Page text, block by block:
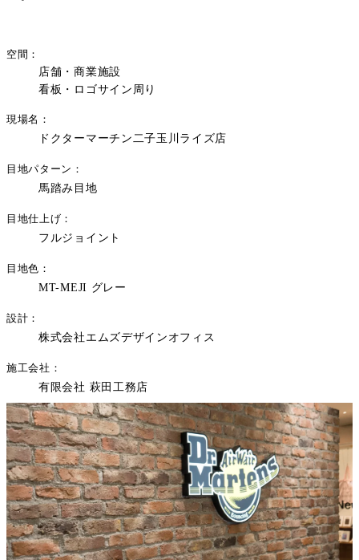
空間
店舗・商業施設
看板・ロゴサイン周り
現場名
ドクターマーチン二子玉川ライズ店
目地パターン
馬踏み目地
目地仕上げ
フルジョイント
目地色
MT-MEJI グレー
設計
株式会社エムズデザインオフィス
施工会社
有限会社 萩田工務店